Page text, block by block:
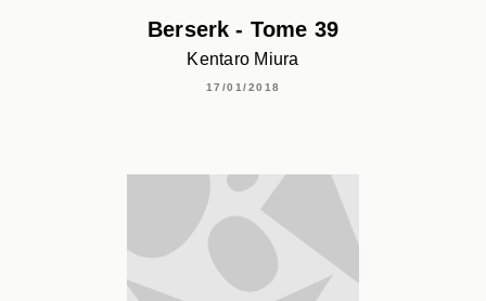
Berserk - Tome 39
Kentaro Miura
17/01/2018